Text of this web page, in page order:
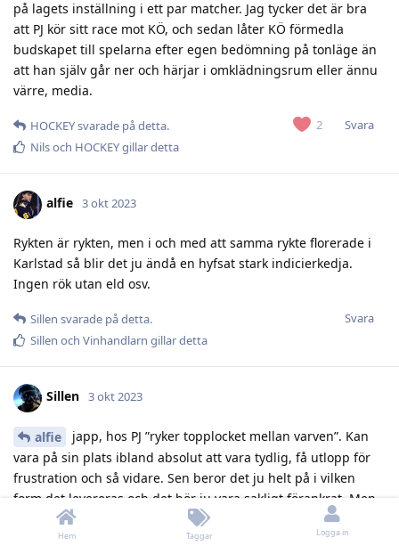
på lagets inställning i ett par matcher. Jag tycker det är bra
att PJ kör sitt race mot KÖ, och sedan låter KÖ förmedla
budskapet till spelarna efter egen bedömning på tonläge än
att han själv går ner och härjar i omklädningsrum eller ännu
värre, media.
2 Svara
HOCKEYsvarade på detta.
Nilsoch HOCKEYgillar detta
alfie 3 okt 2023
Rykten är rykten, men i och med att samma rykte florerade i
Karlstad så blir det ju ändå en hyfsat stark indicierkedja.
Ingen rök utan eld osv.
Svara
Sillen svarade på detta.
Sillen och Vinhandlarn gillar detta
Sillen 3 okt 2023
alfie
japp, hos PJ ”ryker topplocket mellan varven”. Kan
vara på sin plats ibland absolut att vara tydlig, få utlopp för
frustration och så vidare. Sen beror det ju helt på i vilken
form det levereras och det bör ju vara sakligt förankrat. Men
det har, enligt mig, inget med krav att göra.
Hem Taggar Logga in